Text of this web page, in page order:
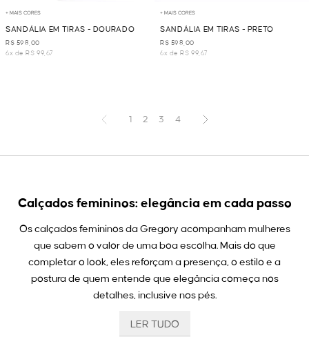
+ MAIS CORES
SANDÁLIA EM TIRAS - DOURADO
R$ 598,00
6x de R$ 99,67
+ MAIS CORES
SANDÁLIA EM TIRAS - PRETO
R$ 598,00
6x de R$ 99,67
1 2 3 4
Calçados femininos: elegância em cada passo
Os calçados femininos da Gregory acompanham mulheres
que sabem o valor de uma boa escolha. Mais do que
completar o look, eles reforçam a presença, o estilo e a
postura de quem entende que elegância começa nos
detalhes, inclusive nos pés.
LER TUDO